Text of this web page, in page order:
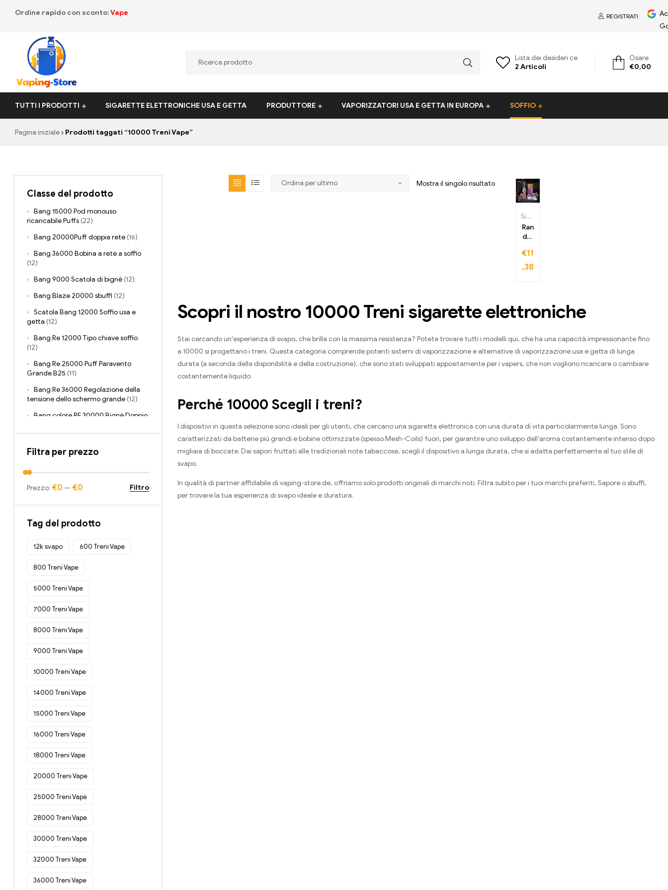
Ordine rapido con sconto:Vape REGISTRATI
Vaping-
Store.de
Lista dei desideri ce
2 Articoli
Osare
€0,00
TUTTI I PRODOTTI SIGARETTE ELETTRONICHE USA E GETTA PRODUTTORE VAPORIZZATORI USA E GETTA IN EUROPA SOFFIO
Pagina iniziale Prodotti taggati “10000 Treni Vape”
Mostra il singolo risultato
Sigarette elettroniche usa e getta
Ran
dM
nad
o
zat
e
ge
tta
100
€11
,38
Scopri il nostro 10000 Treni sigarette elettroniche
Stai cercando un'esperienza di svapo, che brilla con la massima resistenza? Potete trovare tutti i modelli qui, che ha una capacità impressionante fino
a 10000 si progettano i treni. Questa categoria comprende potenti sistemi di vaporizzazione e alternative di vaporizzazione usa e getta di lunga
durata (a seconda della disponibilità e della costruzione), che sono stati sviluppati appositamente per i vapers, che non vogliono ricaricare o cambiare
costantemente liquido.
Perché 10000 Scegli i treni?
I dispositivi in ​​questa selezione sono ideali per gli utenti, che cercano una sigaretta elettronica con una durata di vita particolarmente lunga. Sono
caratterizzati da batterie più grandi e bobine ottimizzate (spesso Mesh-Coils) fuori, per garantire uno sviluppo dell'aroma costantemente intenso dopo
migliaia di boccate. Dai sapori fruttati alle tradizionali note tabaccose, scegli il dispositivo a lunga durata, che si adatta perfettamente al tuo stile di
svapo.
In qualità di partner affidabile di vaping-store.de, offriamo solo prodotti originali di marchi noti. Filtra subito per i tuoi marchi preferiti, Sapore o sbuffi,
per trovare la tua esperienza di svapo ideale e duratura.
Classe del prodotto
Bang 15000 Pod monouso
ricaricabile Puffs (22)
Bang 20000Puff doppia rete (16)
Bang 36000 Bobina a rete a soffio
(12)
Bang 9000 Scatola di bignè (12)
Bang Blaze 20000 sbuffi (12)
Scatola Bang 12000 Soffio usa e
getta (12)
Bang Re 12000 Tipo chiave soffio
(12)
Bang Re 25000 Puff Paravento
Grande B25 (11)
Bang Re 36000 Regolazione della
tensione dello schermo grande (12)
Bang colore RE 30000 Bignè Doppio
(11)
Schermo intelligente Bang King
15000 Soffio
(10)
Bang Tic Toc 20000 sbuffi
Bang TN12000 Soffi
(12)
Sigarette elettroniche usa e getta
Belgio (45)
Bulgaria (51)
Sigarette elettroniche usa e getta in
Sigarette elettroniche usa e getta in
Estonia (46)
Finlandia(48)
Sigarette elettroniche usa e getta in
Sigarette elettroniche usa e getta in
Sigarette elettroniche usa e getta in
Italia(34)
Croazia (18)
Filtra per prezzo
Filtro
Prezzo: €0 — €0
Tag del prodotto
12k svapo 600 Treni Vape
800 Treni Vape
5000 Treni Vape
7000 Treni Vape
8000 Treni Vape
9000 Treni Vape
10000 Treni Vape
14000 Treni Vape
15000 Treni Vape
16000 Treni Vape
18000 Treni Vape
20000 Treni Vape
25000 Treni Vape
28000 Treni Vape
30000 Treni Vape
32000 Treni Vape
36000 Treni Vape